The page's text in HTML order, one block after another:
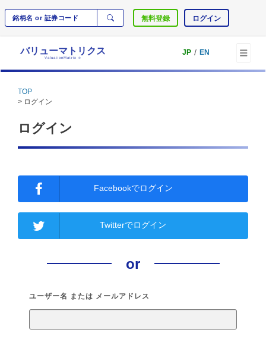
無料登録 ログイン
バリューマトリクス
ValuationMatrix ®
JP / EN
TOP
> ログイン
ログイン
Facebookでログイン
Twitterでログイン
or
ユーザー名 または メールアドレス